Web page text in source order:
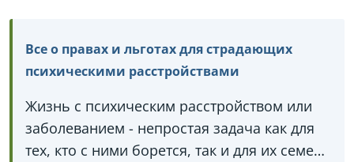
Все о правах и льготах для страдающих
психическими расстройствами
Жизнь с психическим расстройством или
заболеванием - непростая задача как для
тех, кто с ними борется, так и для их семей.